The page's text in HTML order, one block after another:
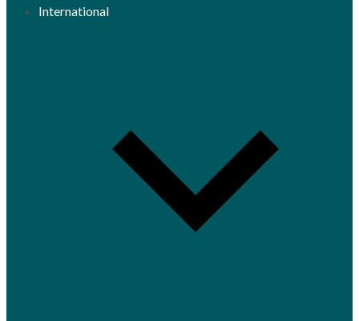
International